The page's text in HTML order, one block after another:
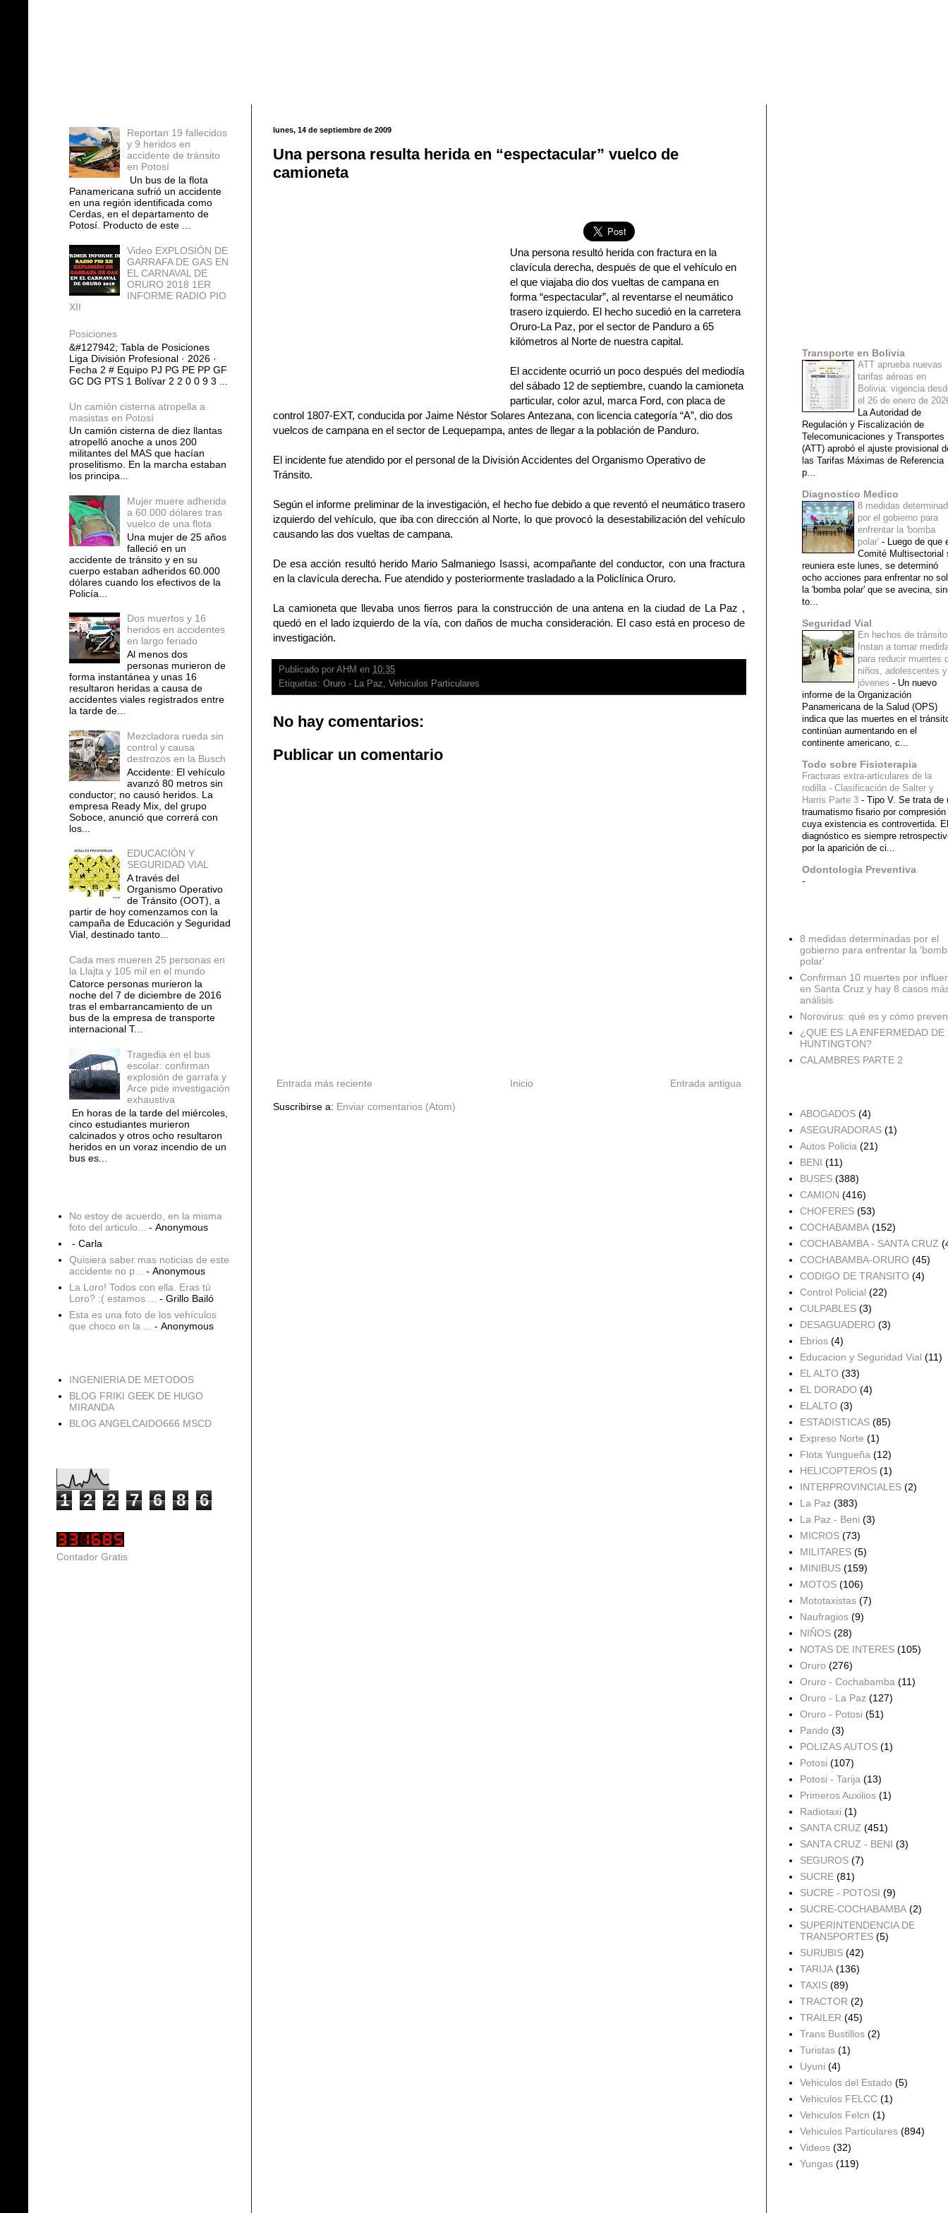
lunes, 14 de septiembre de 2009
Una persona resulta herida en “espectacular” vuelco de
camioneta
Una persona resultó herida con fractura en la
clavícula derecha, después de que el vehículo en
el que viajaba dio dos vueltas de campana en
forma “espectacular”, al reventarse el neumático
trasero izquierdo. El hecho sucedió en la carretera
Oruro-La Paz, por el sector de Panduro a 65
kilómetros al Norte de nuestra capital.
El accidente ocurrió un poco después del mediodía
del sábado 12 de septiembre, cuando la camioneta
particular, color azul, marca Ford, con placa de
control 1807-EXT, conducida por Jaime Néstor Solares Antezana, con licencia categoría “A”, dio dos
vuelcos de campana en el sector de Lequepampa, antes de llegar a la población de Panduro.
El incidente fue atendido por el personal de la División Accidentes del Organismo Operativo de
Tránsito.
Según el informe preliminar de la investigación, el hecho fue debido a que reventó el neumático trasero
izquierdo del vehículo, que iba con dirección al Norte, lo que provocó la desestabilización del vehículo
causando las dos vueltas de campana.
De esa acción resultó herido Mario Salmaniego Isassi, acompañante del conductor, con una fractura
en la clavícula derecha. Fue atendido y posteriormente trasladado a la Policlínica Oruro.
La camioneta que llevaba unos fierros para la construcción de una antena en la ciudad de La Paz ,
quedó en el lado izquierdo de la vía, con daños de mucha consideración. El caso está en proceso de
investigación.
Publicado por AHM en 10:35
Etiquetas: Oruro - La Paz, Vehiculos Particulares
No hay comentarios:
Publicar un comentario
Entrada más reciente Entrada antigua
Inicio
Suscribirse a: Enviar comentarios (Atom)
Reportan 19 fallecidos
y 9 heridos en
accidente de tránsito
en Potosí
Un bus de la flota
Panamericana sufrió un accidente
en una región identificada como
Cerdas, en el departamento de
Potosí. Producto de este ...
Video EXPLOSIÓN DE
GARRAFA DE GAS EN
EL CARNAVAL DE
ORURO 2018 1ER
INFORME RADIO PIO
XII
Posiciones
&#127942; Tabla de Posiciones
Liga División Profesional · 2026 ·
Fecha 2 # Equipo PJ PG PE PP GF
GC DG PTS 1 Bolívar 2 2 0 0 9 3 ...
Un camión cisterna atropella a
masistas en Potosí
Un camión cisterna de diez llantas
atropelló anoche a unos 200
militantes del MAS que hacían
proselitismo. En la marcha estaban
los principa...
Mujer muere adherida
a 60.000 dólares tras
vuelco de una flota
Una mujer de 25 años
falleció en un
accidente de tránsito y en su
cuerpo estaban adheridos 60.000
dólares cuando los efectivos de la
Policía...
Dos muertos y 16
heridos en accidentes
en largo feriado
Al menos dos
personas murieron de
forma instantánea y unas 16
resultaron heridas a causa de
accidentes viales registrados entre
la tarde de...
Mezcladora rueda sin
control y causa
destrozos en la Busch
Accidente: El vehículo
avanzó 80 metros sin
conductor; no causó heridos. La
empresa Ready Mix, del grupo
Soboce, anunció que correrá con
los...
EDUCACIÓN Y
SEGURIDAD VIAL
A través del
Organismo Operativo
de Tránsito (OOT), a
partir de hoy comenzamos con la
campaña de Educación y Seguridad
Vial, destinado tanto...
Cada mes mueren 25 personas en
la Llajta y 105 mil en el mundo
Catorce personas murieron la
noche del 7 de diciembre de 2016
tras el embarrancamiento de un
bus de la empresa de transporte
internacional T...
Tragedia en el bus
escolar: confirman
explosión de garrafa y
Arce pide investigación
exhaustiva
En horas de la tarde del miércoles,
cinco estudiantes murieron
calcinados y otros ocho resultaron
heridos en un voraz incendio de un
bus es...
No estoy de acuerdo, en la misma
foto del articulo...
- Anonymous
- Carla
Quisiera saber mas noticias de este
accidente no p...
- Anonymous
La Loro! Todos con ella. Eras tú
Loro? :( estamos ...
- Grillo Bailó
Esta es una foto de los vehículos
que choco en la ...
- Anonymous
INGENIERIA DE METODOS
BLOG FRIKI GEEK DE HUGO
MIRANDA
BLOG ANGELCAIDO666 MSCD
1 2 2 7 6 8 6
Contador Gratis
Transporte en Bolivia
ATT aprueba nuevas
tarifas aéreas en
Bolivia: vigencia
el 26 de enero de
La Autoridad de
Regulación y Fiscalización de
Telecomunicaciones y Transportes
(ATT) aprobó el ajuste provisional
las Tarifas Máximas de Referencia
p...
Diagnostico Medico
8 medidas
por el gobierno para
enfrentar la 'bomba
polar' - Luego de que
Comité Multisectorial
reuniera este lunes, se determinó
ocho acciones para enfrentar no
la 'bomba polar' que se avecina,
to...
Seguridad Vial
En hechos de tránsito
Instan a tomar
para reducir muertes
niños, adolescentes y
jóvenes - Un nuevo
informe de la Organización
Panamericana de la Salud (OPS)
indica que las muertes en el
continúan aumentando en el
continente americano, c...
Todo sobre Fisioterapia
Fracturas extra-articulares de la
rodilla - Clasificación de Salter y
Harris Parte 3 - Tipo V. Se trata de
traumatismo fisario por compresión
cuya existencia es controvertida. El
diagnóstico es siempre
por la aparición de ci...
Odontologia Preventiva
-
8 medidas determinadas por el
gobierno para enfrentar la
polar'
Confirman 10 muertes por
en Santa Cruz y hay 8 casos
análisis
Norovirus: qué es y cómo
¿QUE ES LA ENFERMEDAD DE
HUNTINGTON?
CALAMBRES PARTE 2
ABOGADOS (4)
ASEGURADORAS (1)
Autos Policia (21)
BENI (11)
BUSES (388)
CAMION (416)
CHOFERES (53)
COCHABAMBA (152)
COCHABAMBA - SANTA CRUZ
COCHABAMBA-ORURO (45)
CODIGO DE TRANSITO (4)
Control Policial (22)
CULPABLES (3)
DESAGUADERO (3)
Ebrios (4)
Educacion y Seguridad Vial (11)
EL ALTO (33)
EL DORADO (4)
ELALTO (3)
ESTADISTICAS (85)
Expreso Norte (1)
Flota Yungueña (12)
HELICOPTEROS (1)
INTERPROVINCIALES (2)
La Paz (383)
La Paz - Beni (3)
MICROS (73)
MILITARES (5)
MINIBUS (159)
MOTOS (106)
Mototaxistas (7)
Naufragios (9)
NIÑOS (28)
NOTAS DE INTERES (105)
Oruro (276)
Oruro - Cochabamba (11)
Oruro - La Paz (127)
Oruro - Potosi (51)
Pando (3)
POLIZAS AUTOS (1)
Potosi (107)
Potosi - Tarija (13)
Primeros Auxilios (1)
Radiotaxi (1)
SANTA CRUZ (451)
SANTA CRUZ - BENI (3)
SEGUROS (7)
SUCRE (81)
SUCRE - POTOSI (9)
SUCRE-COCHABAMBA (2)
SUPERINTENDENCIA DE
TRANSPORTES (5)
SURUBIS (42)
TARIJA (136)
TAXIS (89)
TRACTOR (2)
TRAILER (45)
Trans Bustillos (2)
Turistas (1)
Uyuni (4)
Vehiculos del Estado (5)
Vehiculos FELCC (1)
Vehiculos Felcn (1)
Vehiculos Particulares (894)
Videos (32)
Yungas (119)